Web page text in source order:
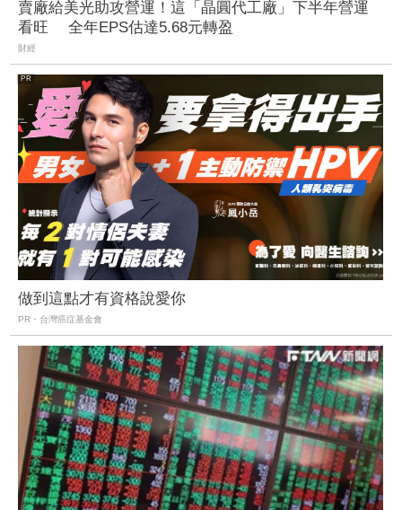
賣廠給美光助攻營運！這「晶圓代工廠」下半年營運
看旺 全年EPS估達5.68元轉盈
財經
做到這點才有資格說愛你
PR・台灣癌症基金會